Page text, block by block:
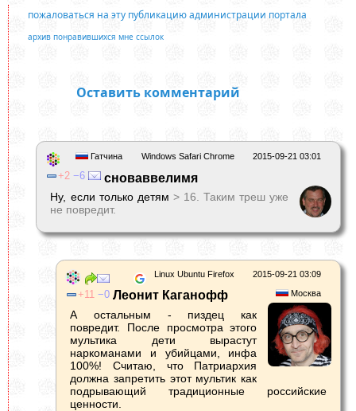
пожаловаться на эту публикацию администрации портала
архив понравившихся мне ссылок
Оставить комментарий
2015-09-21 03:01
Windows Safari Chrome
Гатчина
2 6 сноваввелимя
Ну, если только детям > 16. Таким треш уже
не повредит.
2015-09-21 03:09
Linux Ubuntu Firefox
Москва
11 0 Леонит Каганофф
А остальным - пиздец как
повредит. После просмотра этого
мультика дети вырастут
наркоманами и убийцами, инфа
100%! Считаю, что Патриархия
должна запретить этот мультик как
подрывающий традиционные российские
ценности.